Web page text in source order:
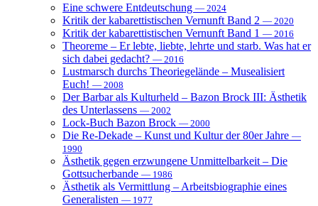
Eine schwere Entdeutschung — 2024
Kritik der kabarettistischen Vernunft Band 2 — 2020
Kritik der kabarettistischen Vernunft Band 1 — 2016
Theoreme – Er lebte, liebte, lehrte und starb. Was hat er
sich dabei gedacht? — 2016
Lustmarsch durchs Theoriegelände – Musealisiert
Euch! — 2008
Der Barbar als Kulturheld – Bazon Brock III: Ästhetik
des Unterlassens — 2002
Lock-Buch Bazon Brock — 2000
Die Re-Dekade – Kunst und Kultur der 80er Jahre —
1990
Ästhetik gegen erzwungene Unmittelbarkeit – Die
Gottsucherbande — 1986
Ästhetik als Vermittlung – Arbeitsbiographie eines
Generalisten — 1977